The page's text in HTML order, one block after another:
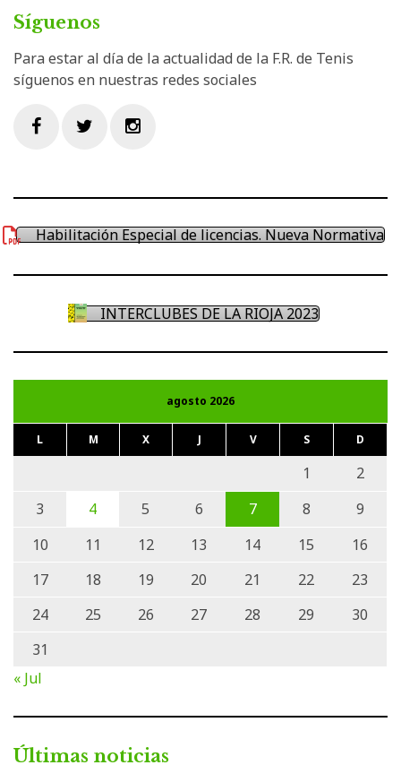
Síguenos
Para estar al día de la actualidad de la F.R. de Tenis
síguenos en nuestras redes sociales
Habilitación Especial de licencias. Nueva Normativa
INTERCLUBES DE LA RIOJA 2023
agosto 2026
L M X J V S D
1
2
3
4 5 6 7 8
9
10
11 12 13 14 15
16
17
18 19 20 21 22
23
24
25 26 27 28 29
30
31
« Jul
Últimas noticias